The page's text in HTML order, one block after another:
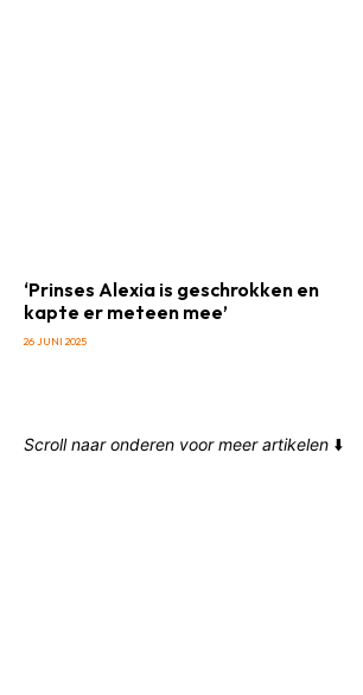
‘Prinses Alexia is geschrokken en
kapte er meteen mee’
26 JUNI 2025
Scroll naar onderen voor meer artikelen ⬇️